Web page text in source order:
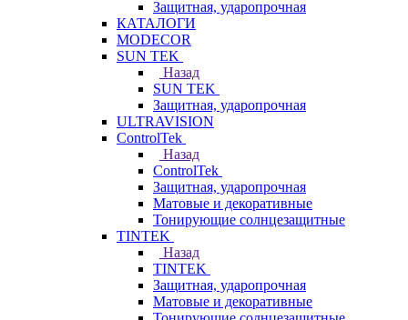
Защитная, ударопрочная
КАТАЛОГИ
MODECOR
SUN TEK
Назад
SUN TEK
Защитная, ударопрочная
ULTRAVISION
ControlTek
Назад
ControlTek
Защитная, ударопрочная
Матовые и декоративные
Тонирующие солнцезащитные
TINTEK
Назад
TINTEK
Защитная, ударопрочная
Матовые и декоративные